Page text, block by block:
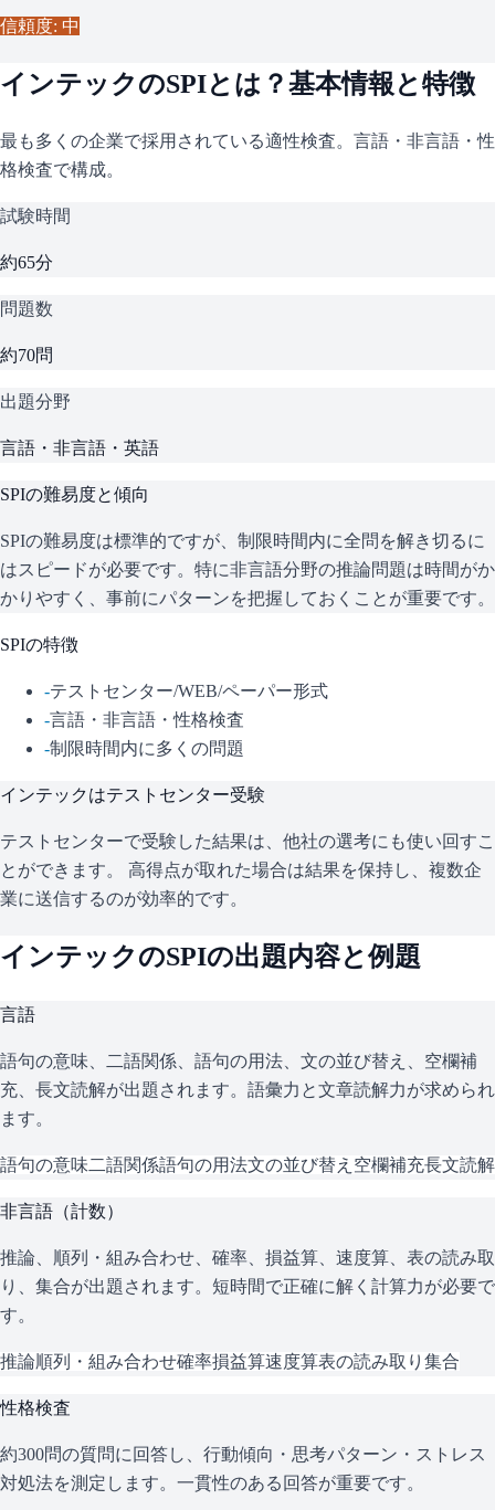
信頼度: 中
インテックのSPIとは？基本情報と特徴
最も多くの企業で採用されている適性検査。言語・非言語・性
格検査で構成。
試験時間
約65分
問題数
約70問
出題分野
言語・非言語・英語
SPIの難易度と傾向
SPIの難易度は標準的ですが、制限時間内に全問を解き切るに
はスピードが必要です。特に非言語分野の推論問題は時間がか
かりやすく、事前にパターンを把握しておくことが重要です。
SPIの特徴
-テストセンター/WEB/ペーパー形式
-言語・非言語・性格検査
-制限時間内に多くの問題
インテックはテストセンター受験
テストセンターで受験した結果は、他社の選考にも使い回すこ
とができます。 高得点が取れた場合は結果を保持し、複数企
業に送信するのが効率的です。
インテックのSPIの出題内容と例題
言語
語句の意味、二語関係、語句の用法、文の並び替え、空欄補
充、長文読解が出題されます。語彙力と文章読解力が求められ
ます。
語句の意味二語関係語句の用法文の並び替え 空欄補充長文読解
非言語（計数）
推論、順列・組み合わせ、確率、損益算、速度算、表の読み取
り、集合が出題されます。短時間で正確に解く計算力が必要で
す。
推論順列・組み合わせ確率損益算速度算表の読み取り 集合
性格検査
約300問の質問に回答し、行動傾向・思考パターン・ストレス
対処法を測定します。一貫性のある回答が重要です。